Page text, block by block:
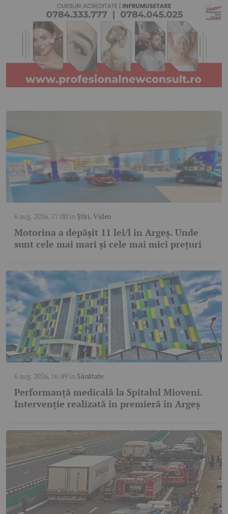
6 aug. 2026, 17:00în Știri,Video
Motorina a depășit 11 lei/l în Argeș. Unde
sunt cele mai mari și cele mai mici prețuri
6 aug. 2026, 16:49în Sănătate
Performanță medicală la Spitalul Mioveni.
Intervenție realizată în premieră în Argeș